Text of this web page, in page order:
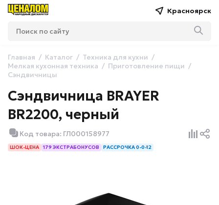
Красноярск
Главная Каталог
Техника для кухни
Мелкая кухонная техника
Приготовление пищи
Сэндвичницы
Сэндвичница BRAYER
BR2200, черный
Код товара: ГЛ000158977
ШОК-ЦЕНА 179 ЭКСТРАБОНУСОВ РАССРОЧКА 0-0-12